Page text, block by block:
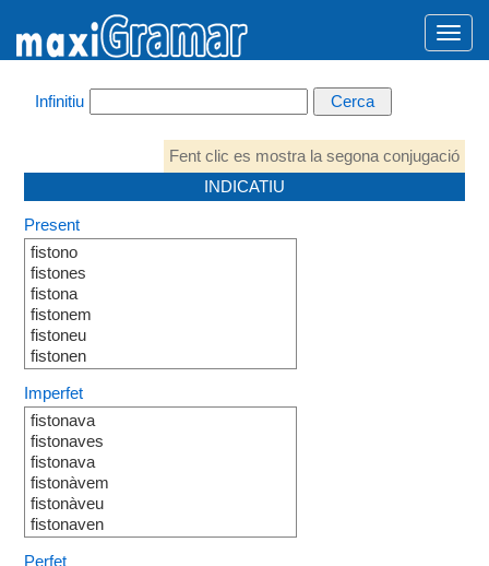
Infinitiu
Fent clic es mostra la segona conjugació
INDICATIU
Present
fistono
fistones
fistona
fistonem
fistoneu
fistonen
Imperfet
fistonava
fistonaves
fistonava
fistonàvem
fistonàveu
fistonaven
Perfet